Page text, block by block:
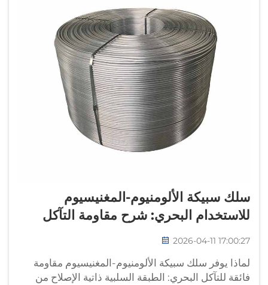
سلك سبيكة الألومنيوم-المغنيسيوم
للاستخدام البحري: شرح مقاومة التآكل
2026-04-11 17:00:27
لماذا يوفر سلك سبيكة الألومنيوم-المغنيسيوم مقاومة
فائقة للتآكل البحري: الطبقة السلبية ذاتية الإصلاح من